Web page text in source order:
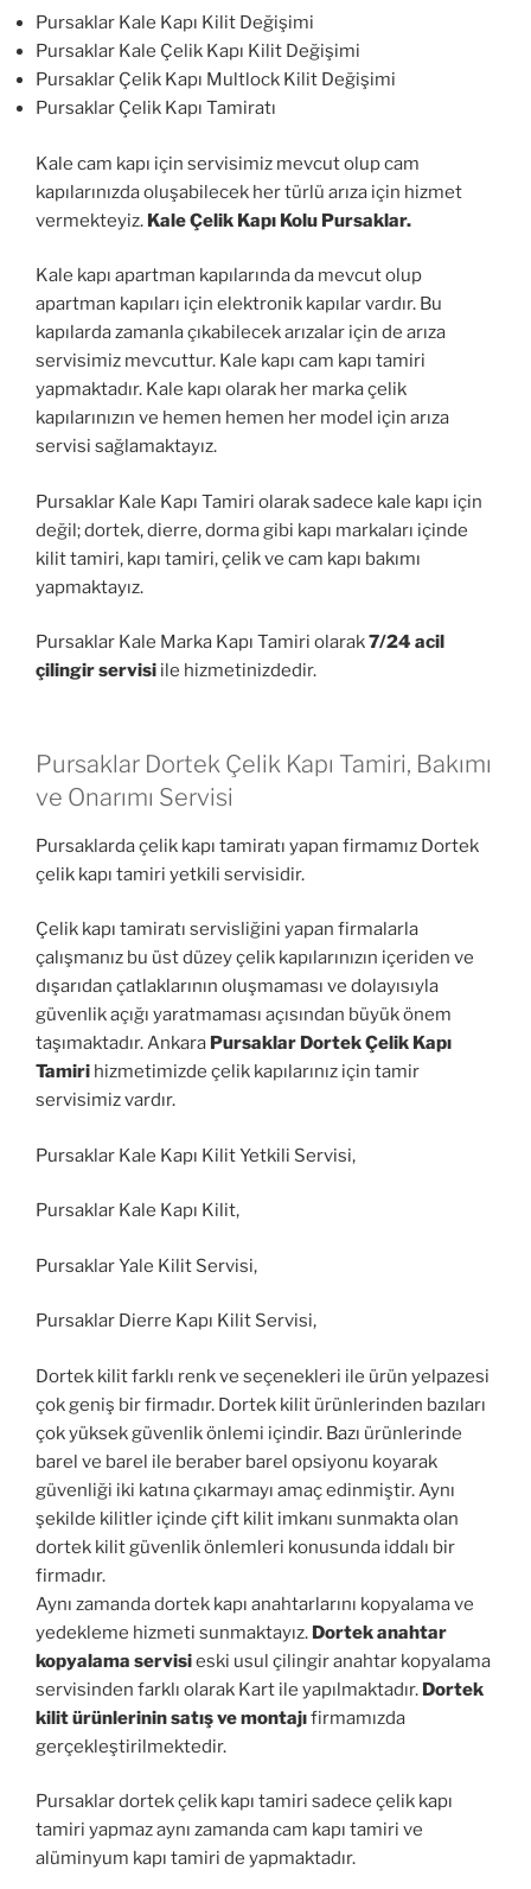
Pursaklar Kale Kapı Kilit Değişimi
Pursaklar Kale Çelik Kapı Kilit Değişimi
Pursaklar Çelik Kapı Multlock Kilit Değişimi
Pursaklar Çelik Kapı Tamiratı
Kale cam kapı için servisimiz mevcut olup cam
kapılarınızda oluşabilecek her türlü arıza için hizmet
vermekteyiz. Kale Çelik Kapı Kolu Pursaklar.
Kale kapı apartman kapılarında da mevcut olup
apartman kapıları için elektronik kapılar vardır. Bu
kapılarda zamanla çıkabilecek arızalar için de arıza
servisimiz mevcuttur. Kale kapı cam kapı tamiri
yapmaktadır. Kale kapı olarak her marka çelik
kapılarınızın ve hemen hemen her model için arıza
servisi sağlamaktayız.
Pursaklar Kale Kapı Tamiri olarak sadece kale kapı için
değil; dortek, dierre, dorma gibi kapı markaları içinde
kilit tamiri, kapı tamiri, çelik ve cam kapı bakımı
yapmaktayız.
Pursaklar Kale Marka Kapı Tamiri olarak7/24 acil
çilingir servisi ile hizmetinizdedir.
Pursaklar Dortek Çelik Kapı Tamiri, Bakımı
ve Onarımı Servisi
Pursaklarda çelik kapı tamiratı yapan firmamız Dortek
çelik kapı tamiri yetkili servisidir.
Çelik kapı tamiratı servisliğini yapan firmalarla
çalışmanız bu üst düzey çelik kapılarınızın içeriden ve
dışarıdan çatlaklarının oluşmaması ve dolayısıyla
güvenlik açığı yaratmaması açısından büyük önem
taşımaktadır. Ankara Pursaklar Dortek Çelik Kapı
Tamiri hizmetimizde çelik kapılarınız için tamir
servisimiz vardır.
Pursaklar Kale Kapı Kilit Yetkili Servisi,
Pursaklar Kale Kapı Kilit,
Pursaklar Yale Kilit Servisi,
Pursaklar Dierre Kapı Kilit Servisi,
Dortek kilit farklı renk ve seçenekleri ile ürün yelpazesi
çok geniş bir firmadır. Dortek kilit ürünlerinden bazıları
çok yüksek güvenlik önlemi içindir. Bazı ürünlerinde
barel ve barel ile beraber barel opsiyonu koyarak
güvenliği iki katına çıkarmayı amaç edinmiştir. Aynı
şekilde kilitler içinde çift kilit imkanı sunmakta olan
dortek kilit güvenlik önlemleri konusunda iddalı bir
firmadır.
Aynı zamanda dortek kapı anahtarlarını kopyalama ve
yedekleme hizmeti sunmaktayız. Dortek anahtar
kopyalama servisieski usul çilingir anahtar kopyalama
servisinden farklı olarak Kart ile yapılmaktadır. Dortek
kilit ürünlerinin satış ve montajıfirmamızda
gerçekleştirilmektedir.
Pursaklar dortek çelik kapı tamiri sadece çelik kapı
tamiri yapmaz aynı zamanda cam kapı tamiri ve
alüminyum kapı tamiri de yapmaktadır.